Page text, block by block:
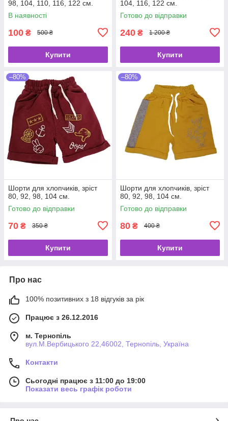
98, 104, 110, 116, 122 см.
В наявності
100 ₴ 500 ₴
Купити
104, 116, 122 см.
Готово до відправки
240 ₴ 1 200 ₴
Купити
–80%
Шорти для хлопчиків, зріст
80, 92, 98, 104 см.
Готово до відправки
70 ₴ 350 ₴
Купити
–80%
Шорти для хлопчиків, зріст
80, 92, 98, 104 см.
Готово до відправки
80 ₴ 400 ₴
Купити
Про нас
100% позитивних з 18 відгуків за рік
Працює з 26.12.2016
м. Тернопіль
вул.М.Вербицького 22,46002, Тернопіль, Україна
Контакти
Сьогодні працює з 11:00 до 19:00
Показати весь графік роботи